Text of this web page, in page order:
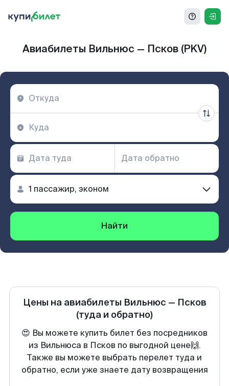
Авиабилеты Вильнюс — Псков (PKV)
Найти
Цены на авиабилеты Вильнюс — Псков
(туда и обратно)
😍 Вы можете купить билет без посредников
из Вильнюса в Псков по выгодной цене🙌.
Также вы можете выбрать перелет туда и
обратно, если уже знаете дату возвращения